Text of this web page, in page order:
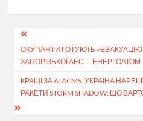
Навігація
записів
ОКУПАНТИ ГОТУЮТЬ
ЗАПОРІЗЬКОЇ АЕС — ЕНЕРГОАТОМ
КРАЩІ ЗА ATACMS. УКРАЇНА
РАКЕТИ STORM SHADOW: ЩО